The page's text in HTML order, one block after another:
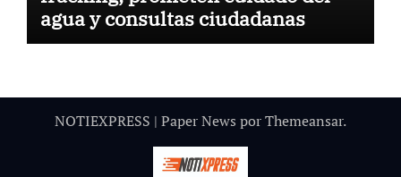
agua y consultas ciudadanas
NOTIEXPRESS | Paper News porThemeansar.